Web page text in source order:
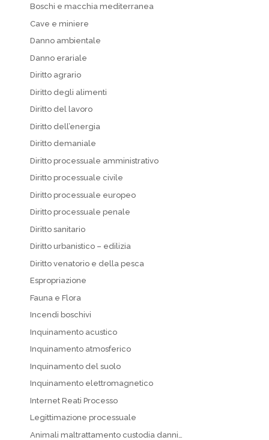
Boschi e macchia mediterranea
Cave e miniere
Danno ambientale
Danno erariale
Diritto agrario
Diritto degli alimenti
Diritto del lavoro
Diritto dell’energia
Diritto demaniale
Diritto processuale amministrativo
Diritto processuale civile
Diritto processuale europeo
Diritto processuale penale
Diritto sanitario
Diritto urbanistico – edilizia
Diritto venatorio e della pesca
Espropriazione
Fauna e Flora
Incendi boschivi
Inquinamento acustico
Inquinamento atmosferico
Inquinamento del suolo
Inquinamento elettromagnetico
Internet Reati Processo
Legittimazione processuale
Animali maltrattamento custodia danni…